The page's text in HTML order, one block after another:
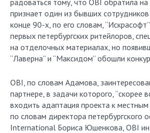
радоваться тому, что OBI обратила на
признает один из бывших сотрудников
конце 90-х, по его словам,
первых петербургских ритейлоров,
на отделочных материалах, но
“Лаверна” и “Максидом” обошли
OBI, по словам Адамова,
партнере, в задачи которого, “скорее
входить адаптация проекта к местным
по словам директора петербургского
International Бориса Юшенкова, OBI